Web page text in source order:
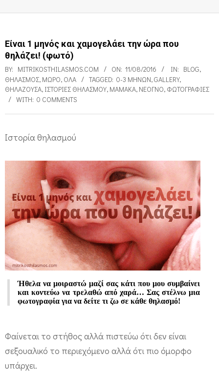
Είναι 1 μηνός και χαμογελάει την ώρα που
θηλάζει! (φωτό)
BY: MITRIKOSTHILASMOS.COM ON: 11/08/2016 IN: BLOG,
ΘΗΛΑΣΜΌΣ, ΜΩΡΌ, ΌΛΑ TAGGED: 0-3 ΜΗΝΏΝ,GALLERY,
ΘΗΛΆΖΟΥΣΑ, ΙΣΤΟΡΊΕΣ ΘΗΛΑΣΜΟΎ, ΜΑΜΆΚΑ, ΝΕΟΓΝΌ, ΦΩΤΟΓΡΑΦΊΕΣ
WITH: 0 COMMENTS
ί
ν
α
ι
1
μ
η
ν
ς
α
ι
χ
Ιστορία θηλασμού
Ήθελα να μοιραστώ μαζί σας κάτι που μου συμβαίνει
και κοντεύω να τρελαθώ από χαρά… Σας στέλνω μια
φωτογραφία για να δείτε τι ζω σε κάθε θηλασμό!
Φαίνεται το στήθος αλλά πιστεύω ότι δεν είναι
σεξουαλικό το περιεχόμενο αλλά ότι πιο όμορφο
υπάρχει.